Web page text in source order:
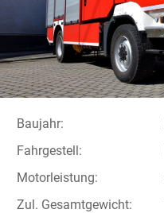
Baujahr:
Fahrgestell:
Motorleistung:
Zul. Gesamtgewicht: